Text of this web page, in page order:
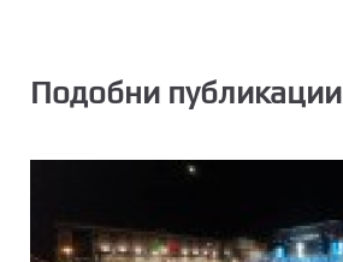
Подобни публикации